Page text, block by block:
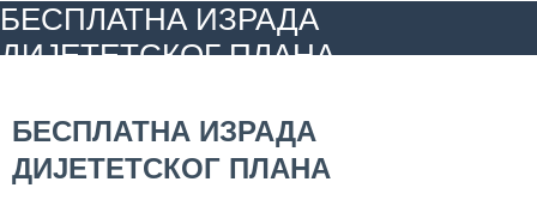
БЕСПЛАТНА ИЗРАДА
ДИЈЕТЕТСКОГ ПЛАНА
БЕСПЛАТНА ИЗРАДА
ДИЈЕТЕТСКОГ ПЛАНА
организација
Служба
опште